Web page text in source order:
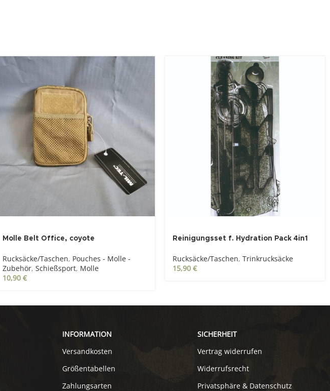
Molle Belt Office, coyote
Rucksäcke/Taschen, Pouches - Molle -
Zubehör, Schießsport, Molle
10,90 €
Reinigungsset f. Hydration Pack 4in1
Rucksäcke/Taschen, Trinkrucksäcke
15,90 €
INFORMATION
Versandkosten
Größentabellen
Zahlungsarten
SICHERHEIT
Vertrag widerrufen
Widerrufsrecht
Privatsphäre & Datenschutz